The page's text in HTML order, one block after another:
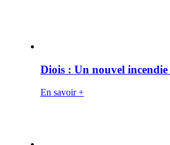
Diois : Un nouvel incendie
En savoir +